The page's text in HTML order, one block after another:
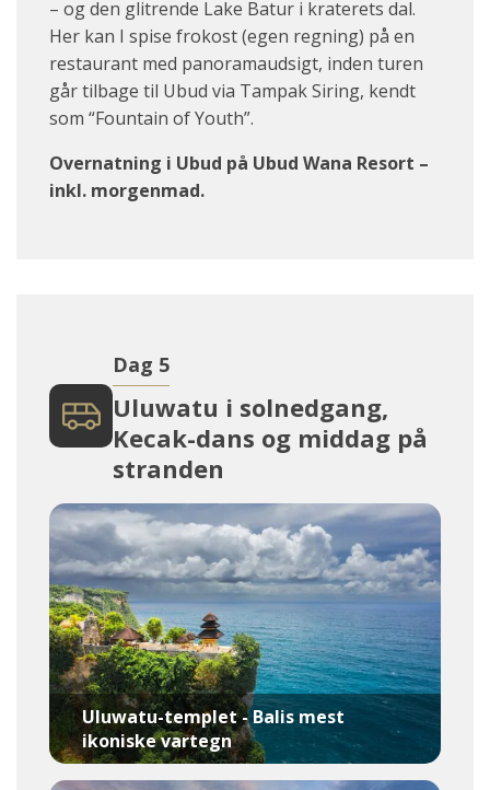
– og den glitrende Lake Batur i kraterets dal.
Her kan I spise frokost (egen regning) på en
restaurant med panoramaudsigt, inden turen
går tilbage til Ubud via Tampak Siring, kendt
som “Fountain of Youth”.
Overnatning i Ubud på Ubud Wana Resort –
inkl. morgenmad.
Dag 5
Uluwatu i solnedgang,
Kecak-dans og middag på
stranden
Uluwatu-templet - Balis mest
ikoniske vartegn